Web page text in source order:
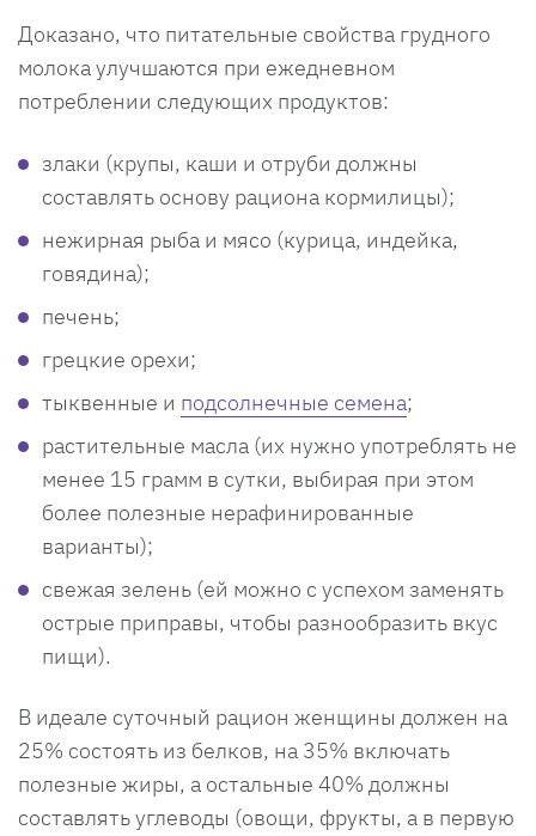
Доказано, что питательные свойства грудного
молока улучшаются при ежедневном
потреблении следующих продуктов:
злаки (крупы, каши и отруби должны
составлять основу рациона кормилицы);
нежирная рыба и мясо (курица, индейка,
говядина);
печень;
грецкие орехи;
тыквенные и подсолнечные семена;
растительные масла (их нужно употреблять не
менее 15 грамм в сутки, выбирая при этом
более полезные нерафинированные
варианты);
свежая зелень (ей можно с успехом заменять
острые приправы, чтобы разнообразить вкус
пищи).
В идеале суточный рацион женщины должен на
25% состоять из белков, на 35% включать
полезные жиры, а остальные 40% должны
составлять углеводы (овощи, фрукты, а в первую